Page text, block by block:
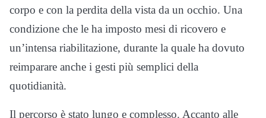
corpo e con la perdita della vista da un occhio. Una
condizione che le ha imposto mesi di ricovero e
un’intensa riabilitazione, durante la quale ha dovuto
reimparare anche i gesti più semplici della
quotidianità.
Il percorso è stato lungo e complesso. Accanto alle